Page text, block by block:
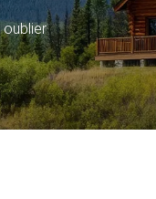
oublier